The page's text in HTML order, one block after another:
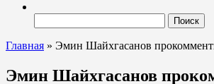
Главная » Эмин Шайхгасанов
Эмин Шайхгасанов